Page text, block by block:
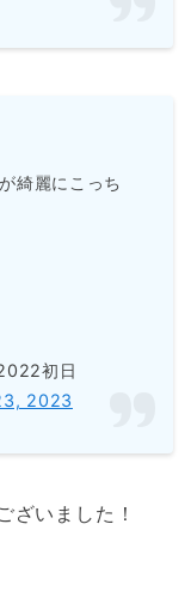
綺麗にこっち
初日
2023
ざいました！